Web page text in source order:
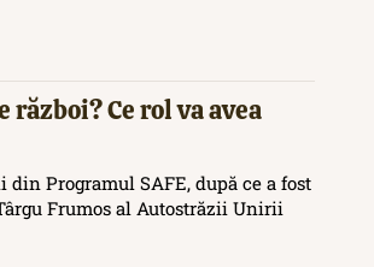
război? Ce rol va avea
Programul SAFE, după ce a fost
Frumos al Autostrăzii Unirii